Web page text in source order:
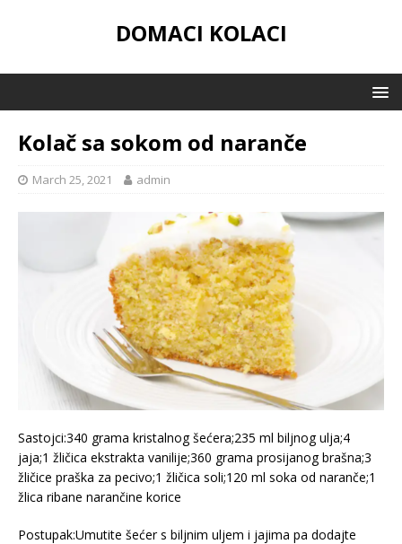
DOMACI KOLACI
Kolač sa sokom od naranče
March 25, 2021 admin
Sastojci:340 grama kristalnog šećera;235 ml biljnog ulja;4
jaja;1 žličica ekstrakta vanilije;360 grama prosijanog brašna;3
žličice praška za pecivo;1 žličica soli;120 ml soka od naranče;1
žlica ribane narančine korice
Postupak:Umutite šećer s biljnim uljem i jajima pa dodajte